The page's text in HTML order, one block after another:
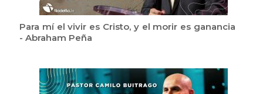
Para mí el vivir es Cristo, y el morir es ganancia
- Abraham Peña